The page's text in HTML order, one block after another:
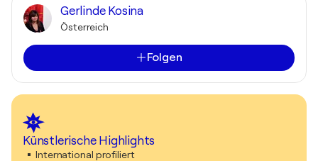
Gerlinde Kosina
Österreich
Folgen
Künstlerische Highlights
International profiliert